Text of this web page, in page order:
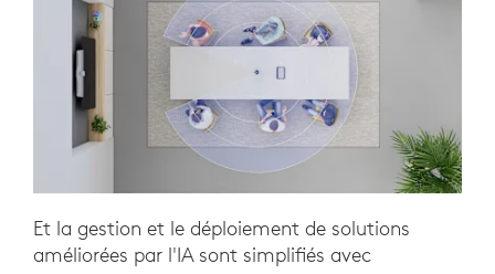
Et la gestion et le déploiement de solutions
améliorées par l'IA sont simplifiés avec